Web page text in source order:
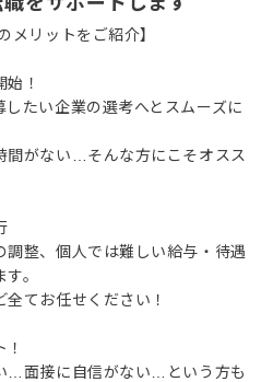
メリットをご紹介】
！
たい企業の選考へとスムーズに
間がない…そんな方にこそオスス
調整、個人では難しい給与・待遇
。
てお任せください！
…面接に自信がない…という方も